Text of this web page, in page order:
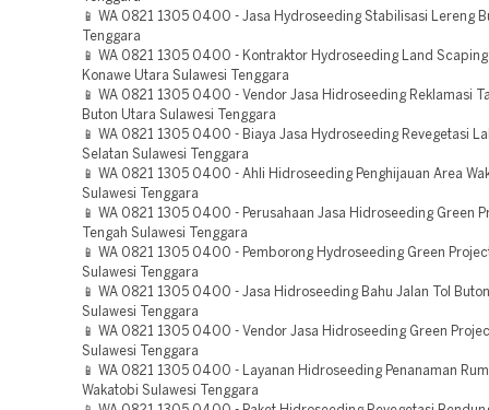
📱 WA 0821 1305 0400 - Jasa Hydroseeding Stabilisasi Lereng
Tenggara
📱 WA 0821 1305 0400 - Kontraktor Hydroseeding Land
Konawe Utara Sulawesi Tenggara
📱 WA 0821 1305 0400 - Vendor Jasa Hidroseeding Reklamasi
Buton Utara Sulawesi Tenggara
📱 WA 0821 1305 0400 - Biaya Jasa Hydroseeding Revegetasi
Selatan Sulawesi Tenggara
📱 WA 0821 1305 0400 - Ahli Hidroseeding Penghijauan Area
Sulawesi Tenggara
📱 WA 0821 1305 0400 - Perusahaan Jasa Hidroseeding Green
Tengah Sulawesi Tenggara
📱 WA 0821 1305 0400 - Pemborong Hydroseeding Green
Sulawesi Tenggara
📱 WA 0821 1305 0400 - Jasa Hidroseeding Bahu Jalan Tol
Sulawesi Tenggara
📱 WA 0821 1305 0400 - Vendor Jasa Hidroseeding Green
Sulawesi Tenggara
📱 WA 0821 1305 0400 - Layanan Hidroseeding Penanaman
Wakatobi Sulawesi Tenggara